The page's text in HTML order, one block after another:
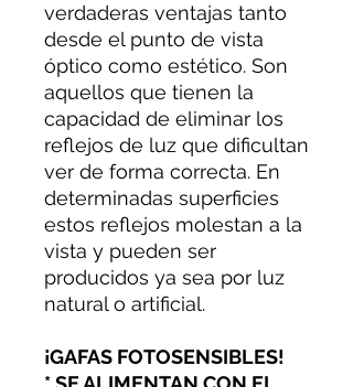
verdaderas ventajas tanto
desde el punto de vista
óptico como estético. Son
aquellos que tienen la
capacidad de eliminar los
reflejos de luz que dificultan
ver de forma correcta. En
determinadas superficies
estos reflejos molestan a la
vista y pueden ser
producidos ya sea por luz
natural o artificial.
¡GAFAS FOTOSENSIBLES!